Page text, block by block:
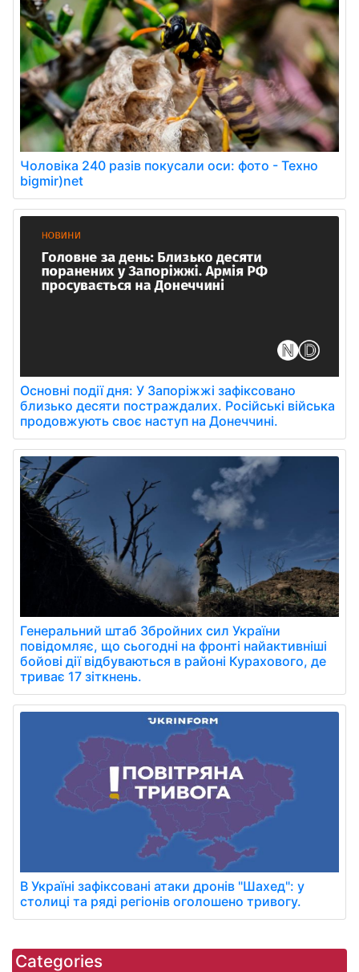
Чоловіка 240 разів покусали оси: фото - Техно
bigmir)net
Основні події дня: У Запоріжжі зафіксовано
близько десяти постраждалих. Російські війська
продовжують своє наступ на Донеччині.
Генеральний штаб Збройних сил України
повідомляє, що сьогодні на фронті найактивніші
бойові дії відбуваються в районі Курахового, де
триває 17 зіткнень.
В Україні зафіксовані атаки дронів "Шахед": у
столиці та ряді регіонів оголошено тривогу.
Categories